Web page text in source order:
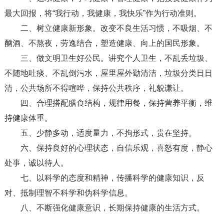
最大回报，将“我行动，我健康，我快乐”作为行动准则。
二、树立健康新形象。改变不良生活习惯，不吸烟、不
酗酒、不熬夜，劳逸结合，塑造健康、向上的国民形象。
三、做文明卫生好公民。讲究个人卫生，不乱丢垃圾、
不随地吐痰、不乱倒污水，屋里屋外勤清洁，垃圾分类日日
清，公共场所不得喧哗，保持公共秩序，礼貌谦让。
四、合理搭配膳食结构，规律用餐，保持营养平衡，维
持健康体重。
五、少静多动，适度量力，不拘形式，贵在坚持。
六、保持良好的心理状态，自信乐观，喜怒有度，静心
处事，诚以待人。
七、以科学的态度和精神，传播科学的健康知识，反
对、抵制理智不科学和伪科学信息。
八、不断强化健康意识，长期保持健康的生活方式。